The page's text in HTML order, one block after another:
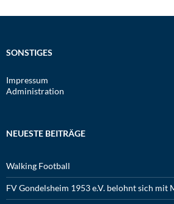
SONSTIGES
Impressum
Administration
NEUESTE BEITRÄGE
Walking Football
FV Gondelsheim 1953 e.V. belohnt sich mit